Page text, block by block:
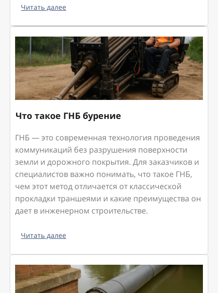
Читать далее
Что такое ГНБ бурение
ГНБ — это современная технология проведения
коммуникаций без разрушения поверхности
земли и дорожного покрытия. Для заказчиков и
специалистов важно понимать, что такое ГНБ,
чем этот метод отличается от классической
прокладки траншеями и какие преимущества он
дает в инженерном строительстве.
Читать далее